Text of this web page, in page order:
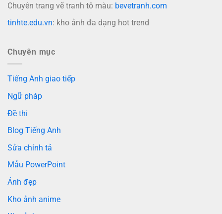
Chuyên trang vẽ tranh tô màu: bevetranh.com
tinhte.edu.vn: kho ảnh đa dạng hot trend
Chuyên mục
Tiếng Anh giao tiếp
Ngữ pháp
Đề thi
Blog Tiếng Anh
Sửa chính tả
Mẫu PowerPoint
Ảnh đẹp
Kho ảnh anime